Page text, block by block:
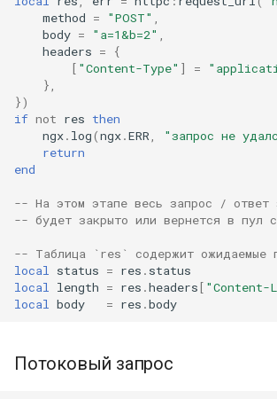
keyval
length-hiding
let
limit-traffic-rate
link
live-common
method = "POST"
body = "a=1&b=2"
headers =
{
[ "Content-Type" ] =
},
})
if not res then
ngx. log(ngx.ERR "запрос не
return
end
-- На этом этапе весь запрос / ответ
-- будет закрыто или вернется в пул
-- Таблица `res` содержит
local
status = res . status
local
length = res .headers[ "Content-
local
body = res .body
Потоковый запрос